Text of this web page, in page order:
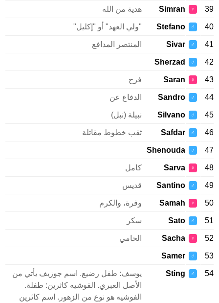
♀
Simran هدية من الله
♂
Stefano "ولي العهد" أو "إكليل"
♂
Sivar المنتصر المدافع
♂
Sherzad
♀
Saran فرح
♂
Sandro الدفاع عن
♂
Silvano نبيلة (نبل)
♂
Safdar ثقب خطوط مقاتلة
♂
Shenouda
♀
Sarva كامل
♂
Santino قديس
♀
Samah وفرة، والكرم
♂
Sato سكر
♀
Sacha الحامي
♂
Samer
♂
Sting
يوسف: طفل رضيع. اسم جوزيف يأتي من
الأصل العبري. الفوشيه كاثرين: طفلة.
الفوشيه هو نوع من الزهور. اسم كاثرين